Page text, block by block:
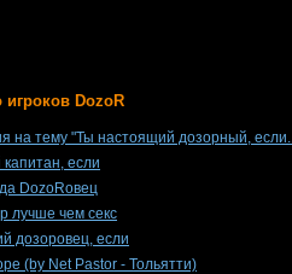
игроков DozoR
на тему "Ты настоящий дозорный,
если
DozoRовец
лучше чем секс
дозоровец, если
(by Net Pastor - Тольятти)